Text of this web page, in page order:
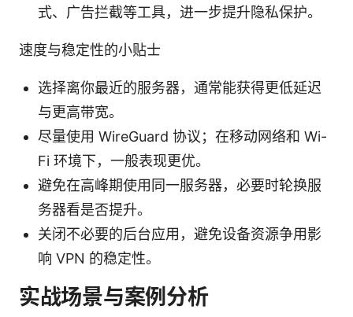
式、广告拦截等工具，进一步提升隐私保护。
速度与稳定性的小贴士
选择离你最近的服务器，通常能获得更低延迟
与更高带宽。
尽量使用 WireGuard 协议；在移动网络和 Wi-
Fi 环境下，一般表现更优。
避免在高峰期使用同一服务器，必要时轮换服
务器看是否提升。
关闭不必要的后台应用，避免设备资源争用影
响 VPN 的稳定性。
实战场景与案例分析